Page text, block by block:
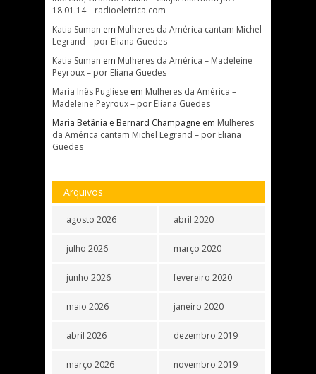
18.01.14 – radioeletrica.com
Katia Suman em Mulheres da América cantam Michel
Legrand – por Eliana Guedes
Katia Suman em Mulheres da América – Madeleine
Peyroux – por Eliana Guedes
Maria Inês Pugliese em Mulheres da América –
Madeleine Peyroux – por Eliana Guedes
Maria Betânia e Bernard Champagne em Mulheres
da América cantam Michel Legrand – por Eliana
Guedes
Arquivos
agosto 2026
julho 2026
junho 2026
maio 2026
abril 2026
março 2026
abril 2020
março 2020
fevereiro 2020
janeiro 2020
dezembro 2019
novembro 2019